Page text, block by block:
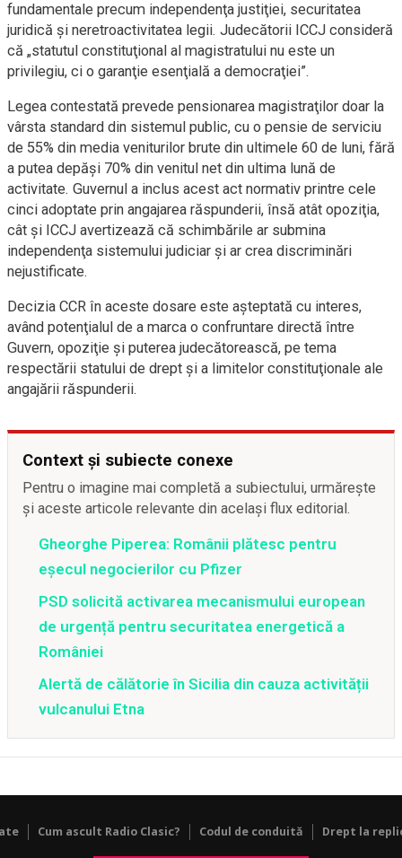
fundamentale precum independenţa justiţiei, securitatea
juridică şi neretroactivitatea legii. Judecătorii ICCJ consideră
că „statutul constituţional al magistratului nu este un
privilegiu, ci o garanţie esenţială a democraţiei”.
Legea contestată prevede pensionarea magistraţilor doar la
vârsta standard din sistemul public, cu o pensie de serviciu
de 55% din media veniturilor brute din ultimele 60 de luni, fără
a putea depăşi 70% din venitul net din ultima lună de
activitate. Guvernul a inclus acest act normativ printre cele
cinci adoptate prin angajarea răspunderii, însă atât opoziţia,
cât şi ICCJ avertizează că schimbările ar submina
independenţa sistemului judiciar şi ar crea discriminări
nejustificate.
Decizia CCR în aceste dosare este aşteptată cu interes,
având potenţialul de a marca o confruntare directă între
Guvern, opoziţie şi puterea judecătorească, pe tema
respectării statului de drept şi a limitelor constituţionale ale
angajării răspunderii.
Context și subiecte conexe
Pentru o imagine mai completă a subiectului, urmărește
și aceste articole relevante din același flux editorial.
Gheorghe Piperea: Românii plătesc pentru
eșecul negocierilor cu Pfizer
PSD solicită activarea mecanismului european
de urgență pentru securitatea energetică a
României
Alertă de călătorie în Sicilia din cauza activității
vulcanului Etna
Cum ascult Radio Clasic? Codul de conduită Drept la